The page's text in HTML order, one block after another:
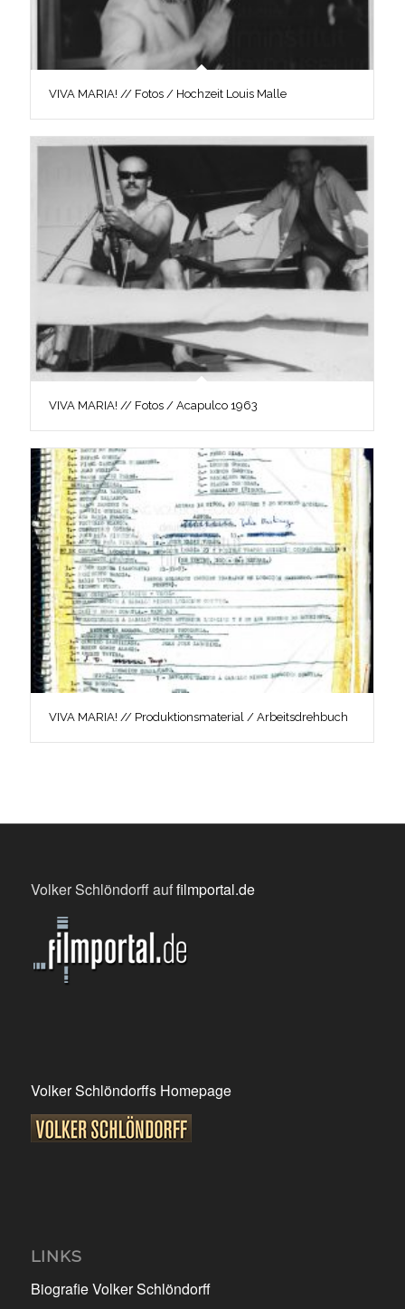
VIVA MARIA! // Fotos / Hochzeit Louis Malle
VIVA MARIA! // Fotos / Acapulco 1963
VIVA MARIA! // Produktionsmaterial / Arbeitsdrehbuch
Volker Schlöndorff auffilmportal.de
Volker Schlöndorffs Homepage
LINKS
Biografie Volker Schlöndorff